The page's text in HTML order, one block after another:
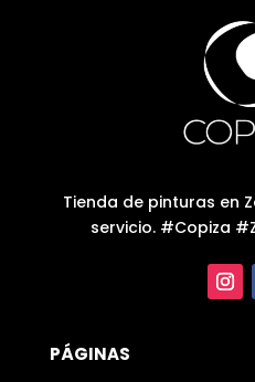
Tienda de pinturas en
servicio. #Copiza
PÁGINAS